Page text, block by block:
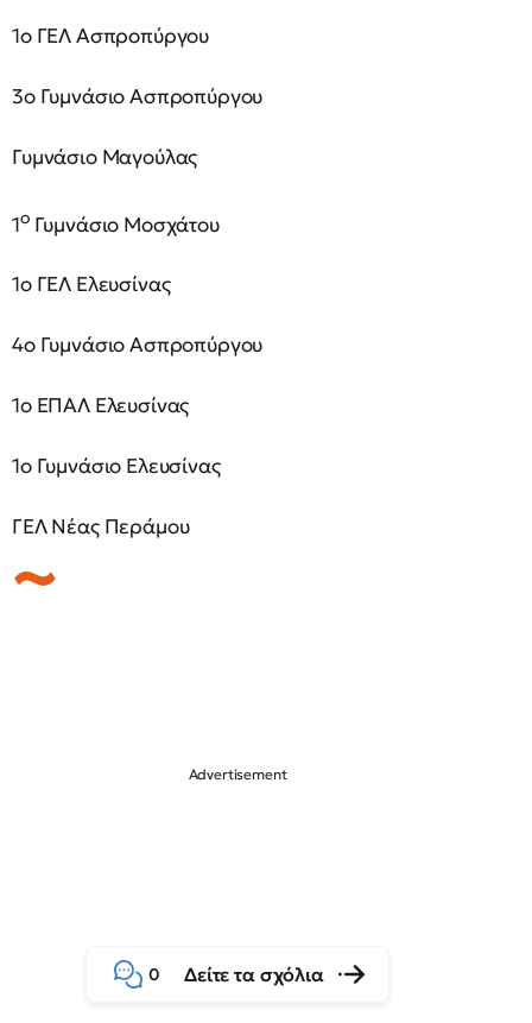
1ο ΓΕΛ Ασπροπύργου
3ο Γυμνάσιο Ασπροπύργου
Γυμνάσιο Μαγούλας
1ο Γυμνάσιο Μοσχάτου
1ο ΓΕΛ Ελευσίνας
4ο Γυμνάσιο Ασπροπύργου
1ο ΕΠΑΛ Ελευσίνας
1ο Γυμνάσιο Ελευσίνας
ΓΕΛ Νέας Περάμου
0 Δείτε τα σχόλια